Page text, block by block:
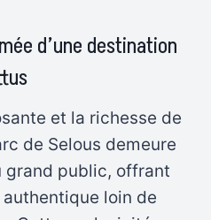
d’une destination
et la richesse de
de Selous demeure
grand public, offrant
loin de